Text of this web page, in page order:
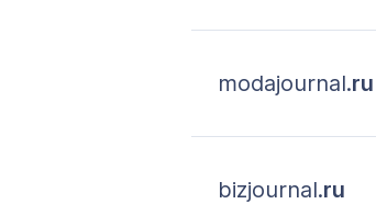
modajournal.ru
bizjournal.ru